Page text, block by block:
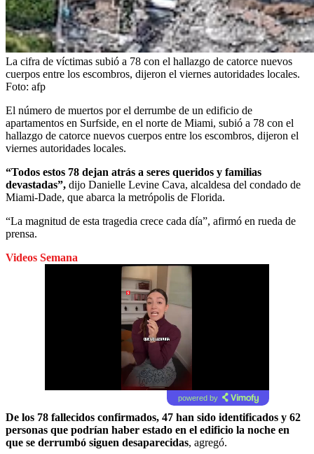
La cifra de víctimas subió a 78 con el hallazgo de catorce nuevos
cuerpos entre los escombros, dijeron el viernes autoridades locales.
Foto: afp
El número de muertos por el derrumbe de un edificio de
apartamentos en Surfside, en el norte de Miami, subió a 78 con el
hallazgo de catorce nuevos cuerpos entre los escombros, dijeron el
viernes autoridades locales.
“Todos estos 78 dejan atrás a seres queridos y familias
devastadas”, dijo Danielle Levine Cava, alcaldesa del condado de
Miami-Dade, que abarca la metrópolis de Florida.
“La magnitud de esta tragedia crece cada día”, afirmó en rueda de
prensa.
Videos Semana
powered by
De los 78 fallecidos confirmados, 47 han sido identificados y 62
personas que podrían haber estado en el edificio la noche en
que se derrumbó siguen desaparecidas, agregó.